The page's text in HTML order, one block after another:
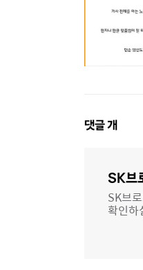
댓
댓글개
SK브
SK브
확인하